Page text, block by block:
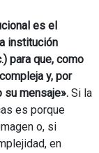
es el
institución
para que, como
y, por
mensaje». Si la
es porque
o, si
en